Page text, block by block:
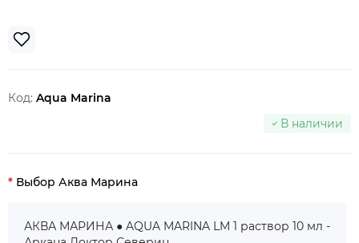
Код: Aqua Marina
В наличии
Выбор Аква Марина
АКВА МАРИНА ● AQUA MARINA LM 1 раствор 10 мл -